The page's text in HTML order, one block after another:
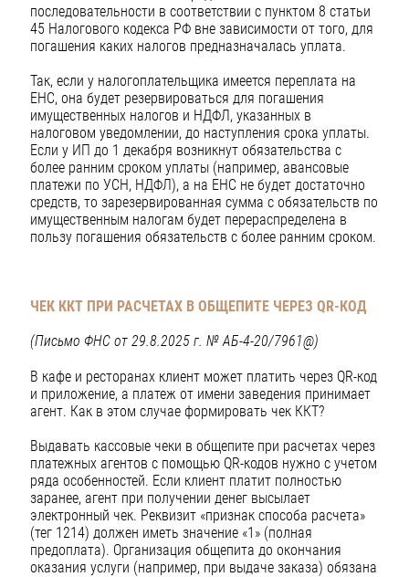
последовательности в соответствии с пунктом 8 статьи
45 Налогового кодекса РФ вне зависимости от того, для
погашения каких налогов предназначалась уплата.
Так, если у налогоплательщика имеется переплата на
ЕНС, она будет резервироваться для погашения
имущественных налогов и НДФЛ, указанных в
налоговом уведомлении, до наступления срока уплаты.
Если у ИП до 1 декабря возникнут обязательства с
более ранним сроком уплаты (например, авансовые
платежи по УСН, НДФЛ), а на ЕНС не будет достаточно
средств, то зарезервированная сумма с обязательств по
имущественным налогам будет перераспределена в
пользу погашения обязательств с более ранним сроком.
ЧЕК ККТ ПРИ РАСЧЕТАХ В ОБЩЕПИТЕ ЧЕРЕЗ QR-КОД
(Письмо ФНС от 29.8.2025 г. № АБ-4-20/7961@)
В кафе и ресторанах клиент может платить через QR-код
и приложение, а платеж от имени заведения принимает
агент. Как в этом случае формировать чек ККТ?
Выдавать кассовые чеки в общепите при расчетах через
платежных агентов с помощью QR-кодов нужно с учетом
ряда особенностей. Если клиент платит полностью
заранее, агент при получении денег высылает
электронный чек. Реквизит «признак способа расчета»
(тег 1214) должен иметь значение «1» (полная
предоплата). Организация общепита до окончания
оказания услуги (например, при выдаче заказа) обязана